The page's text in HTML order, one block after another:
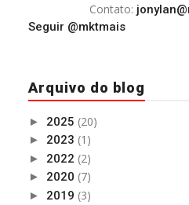
Contato:
Seguir @mktmais
Arquivo do blog
► 2025 (20)
► 2023 (1)
► 2022 (2)
► 2020 (7)
► 2019 (3)